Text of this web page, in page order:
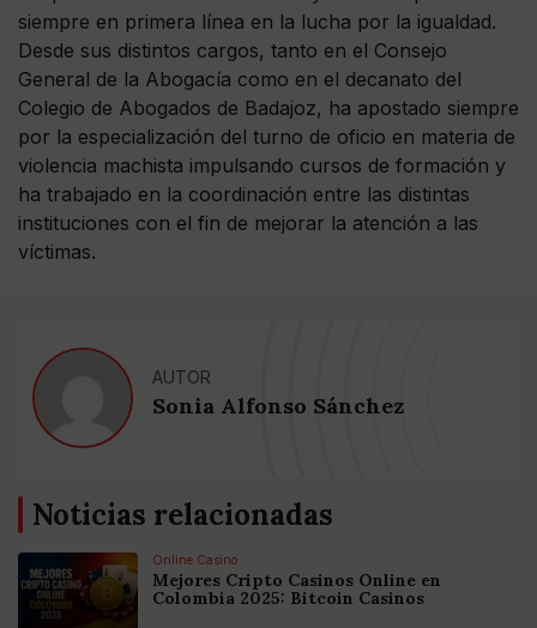
siempre en primera línea en la lucha por la igualdad.
Desde sus distintos cargos, tanto en el Consejo
General de la Abogacía como en el decanato del
Colegio de Abogados de Badajoz, ha apostado siempre
por la especialización del turno de oficio en materia de
violencia machista impulsando cursos de formación y
ha trabajado en la coordinación entre las distintas
instituciones con el fin de mejorar la atención a las
víctimas.
AUTOR
Sonia Alfonso Sánchez
Noticias relacionadas
Online Casino
Mejores Cripto Casinos Online en
Colombia 2025: Bitcoin Casinos